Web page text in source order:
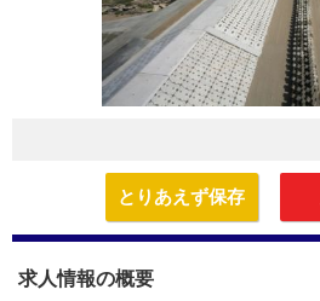
とりあえず保存
求人情報の概要